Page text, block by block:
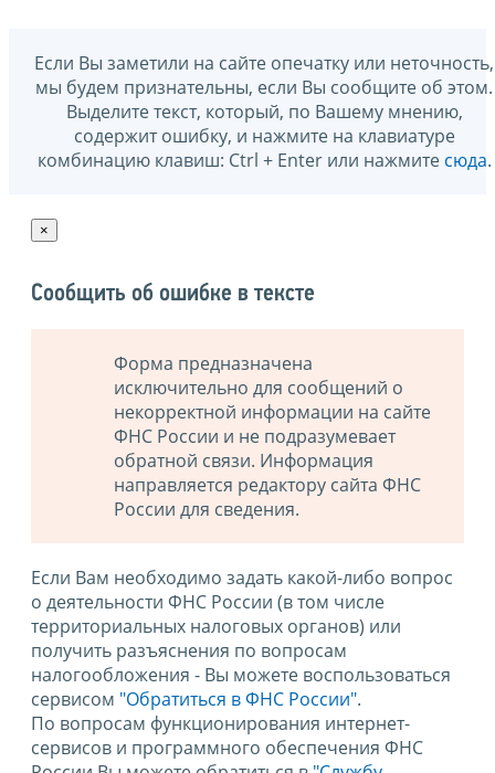
Если Вы заметили на сайте опечатку или неточность,
мы будем признательны, если Вы сообщите об этом.
Выделите текст, который, по Вашему мнению,
содержит ошибку, и нажмите на клавиатуре
комбинацию клавиш: Ctrl + Enter или нажмите сюда.
×
Сообщить об ошибке в тексте
Форма предназначена
исключительно для сообщений о
некорректной информации на сайте
ФНС России и не подразумевает
обратной связи. Информация
направляется редактору сайта ФНС
России для сведения.
Если Вам необходимо задать какой-либо вопрос
о деятельности ФНС России (в том числе
территориальных налоговых органов) или
получить разъяснения по вопросам
налогообложения - Вы можете воспользоваться
сервисом "Обратиться в ФНС России".
По вопросам функционирования интернет-
сервисов и программного обеспечения ФНС